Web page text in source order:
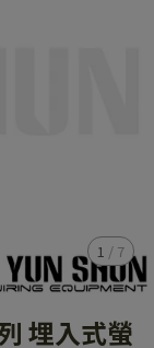
1 / 7
埋入式螢